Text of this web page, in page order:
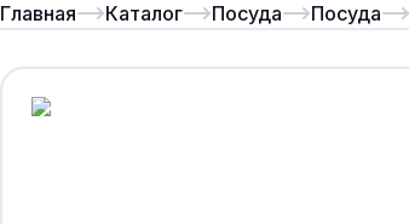
Главная
Каталог Посуда Посуда